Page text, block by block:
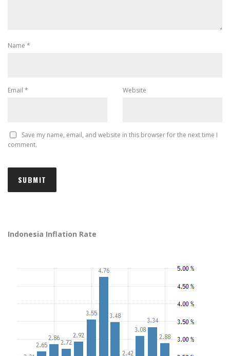
Name *
Email * Website
Save my name, email, and website in this browser for the next time I
comment.
Indonesia Inflation Rate